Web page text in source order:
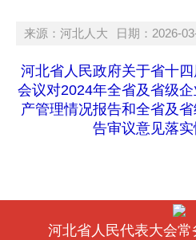
来源：河北人大 日期：2026-
河北省人民政府关于省十
会议对2024年全省及省级
产管理情况报告和全省及
告审议意见落
河北省人民代表大会